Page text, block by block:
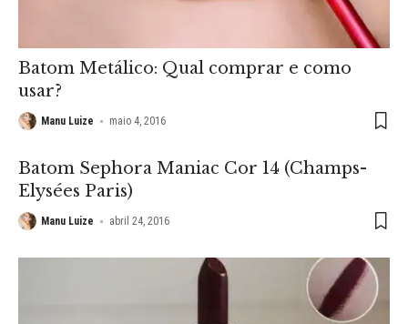
Batom Metálico: Qual comprar e como
usar?
Manu Luize maio 4, 2016
Batom Sephora Maniac Cor 14 (Champs-
Elysées Paris)
Manu Luize abril 24, 2016